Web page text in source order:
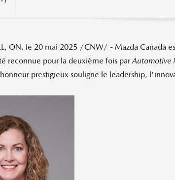
ON, le 20 mai 2025 /CNW/ - Mazda Canada
reconnue pour la deuxième fois parAutomotive
prestigieux souligne le leadership,